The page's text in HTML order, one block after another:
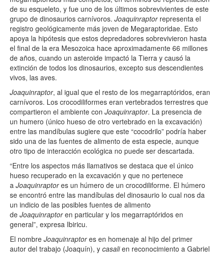
de su esqueleto, y fue uno de los últimos sobrevivientes de este
grupo de dinosaurios carnívoros. Joaquinraptorrepresenta el
registro geológicamente más joven de Megaraptoridae. Esto
apoya la hipótesis que estos depredadores sobrevivieron hasta
el final de la era Mesozoica hace aproximadamente 66 millones
de años, cuando un asteroide impactó la Tierra y causó la
extinción de todos los dinosaurios, excepto sus descendientes
vivos, las aves.
Joaquinraptor, al igual que el resto de los megarraptóridos, eran
carnívoros. Los crocodiliformes eran vertebrados terrestres que
compartieron el ambiente con Joaquinraptor. La presencia de
un humero (único hueso de otro vertebrado en la excavación)
entre las mandíbulas sugiere que este “cocodrilo” podría haber
sido una de las fuentes de alimento de esta especie, aunque
otro tipo de interacción ecológica no puede ser descartada.
“Entre los aspectos más llamativos se destaca que el único
hueso recuperado en la excavación y que no pertenece
a Joaquinraptores un húmero de un crocodiliforme. El húmero
se encontró entre las mandíbulas del dinosaurio lo cual nos da
un indicio de las posibles fuentes de alimento
de Joaquinraptoren particular y los megarraptóridos en
general”, expresa Ibiricu.
El nombre Joaquinraptores en homenaje al hijo del primer
autor del trabajo (Joaquín), y casalien reconocimiento a Gabriel